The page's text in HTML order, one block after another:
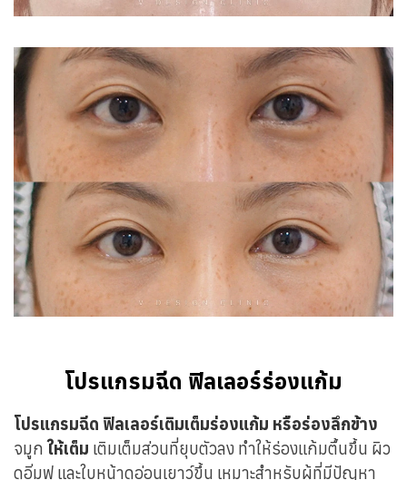
โปรแกรมฉีด ฟิลเลอร์ร่องแก้ม
โปรแกรมฉีด ฟิลเลอร์เติมเต็มร่องแก้ม หรือร่องลึกข้าง
จมูกให้เต็ม เติมเต็มส่วนที่ยุบตัวลง ทำให้ร่องแก้มตื้นขึ้น ผิว
ดูอิ่มฟู และใบหน้าดูอ่อนเยาว์ขึ้น เหมาะสำหรับผู้ที่มีปัญหา